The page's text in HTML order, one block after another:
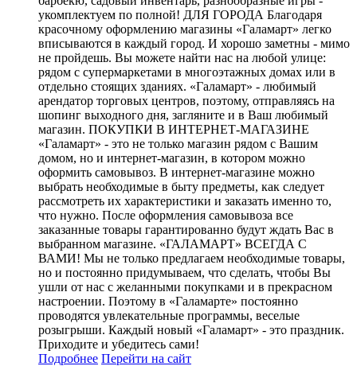
укомплектуем по полной! ДЛЯ ГОРОДА Благодаря
красочному оформлению магазины «Галамарт» легко
вписываются в каждый город. И хорошо заметны - мимо
не пройдешь. Вы можете найти нас на любой улице:
рядом с супермаркетами в многоэтажных домах или в
отдельно стоящих зданиях. «Галамарт» - любимый
арендатор торговых центров, поэтому, отправляясь на
шопинг выходного дня, загляните и в Ваш любимый
магазин. ПОКУПКИ В ИНТЕРНЕТ-МАГАЗИНЕ
«Галамарт» - это не только магазин рядом с Вашим
домом, но и интернет-магазин, в котором можно
оформить самовывоз. В интернет-магазине можно
выбрать необходимые в быту предметы, как следует
рассмотреть их характеристики и заказать именно то,
что нужно. После оформления самовывоза все
заказанные товары гарантированно будут ждать Вас в
выбранном магазине. «ГАЛАМАРТ» ВСЕГДА С
ВАМИ! Мы не только предлагаем необходимые товары,
но и постоянно придумываем, что сделать, чтобы Вы
ушли от нас с желанными покупками и в прекрасном
настроении. Поэтому в «Галамарте» постоянно
проводятся увлекательные программы, веселые
розыгрыши. Каждый новый «Галамарт» - это праздник.
Приходите и убедитесь сами!
Подробнее Перейти на сайт